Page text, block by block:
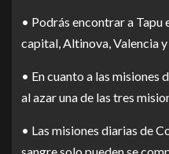
• Podrás encontrar a Tapu
capital, Altinova, Valencia y
• En cuanto a las misiones
al azar una de las tres
• Las misiones diarias de